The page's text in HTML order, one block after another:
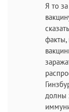
Я то
факты,
долны